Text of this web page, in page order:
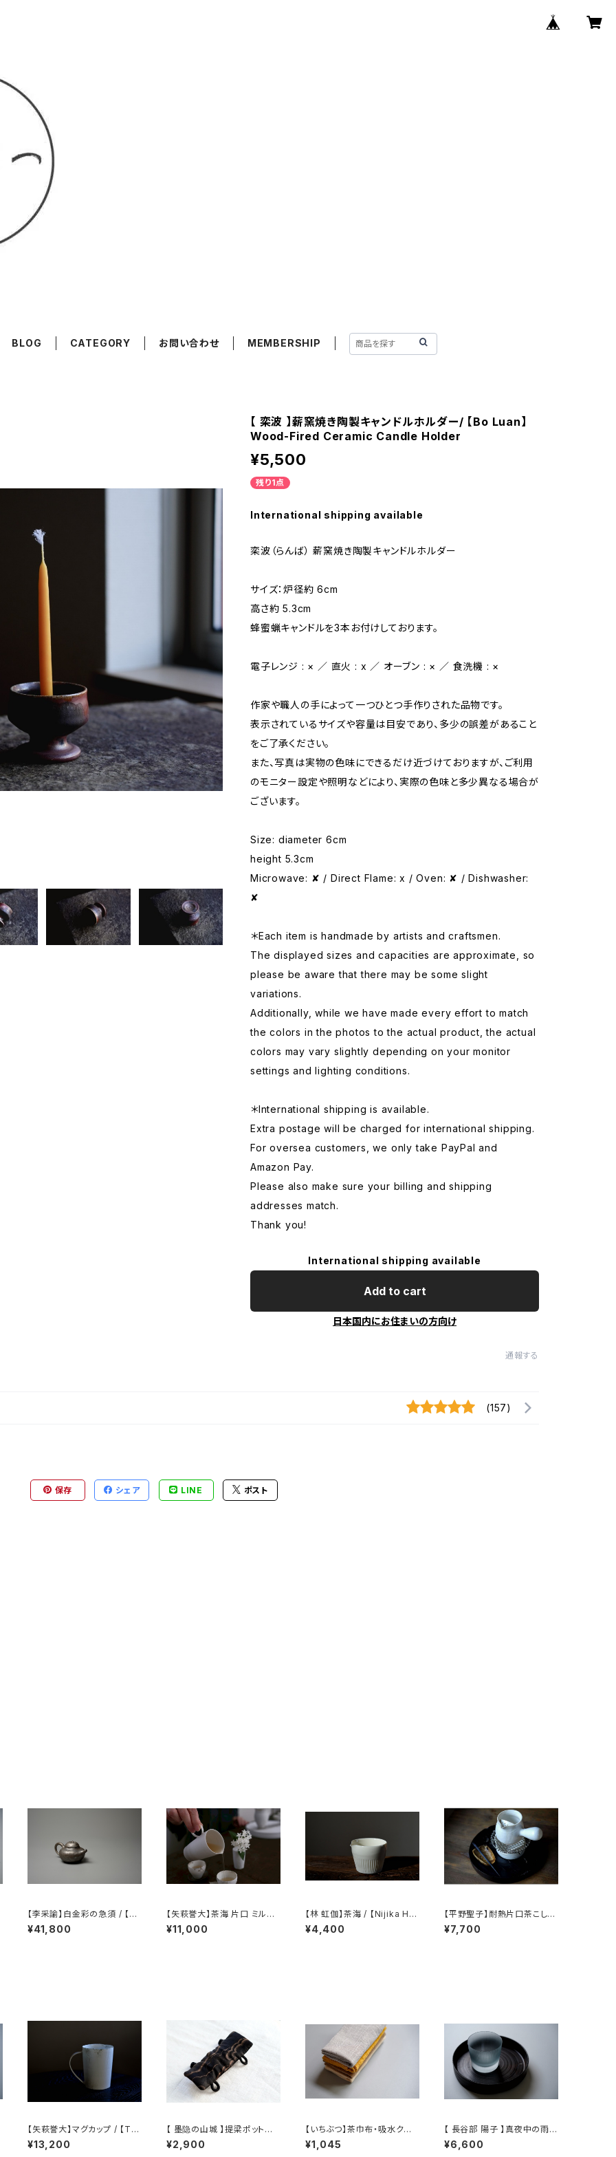
BLOG CATEGORY お問い合わせ MEMBERSHIP
【 栾波 】薪窯焼き陶製キャンドルホルダー/ 【Bo Luan】
Wood-Fired Ceramic Candle Holder
¥5,500
残り1点
International shipping available
栾波（らんば） 薪窯焼き陶製キャンドルホルダー
サイズ：炉径約 6cm
高さ約 5.3cm
蜂蜜蝋キャンドルを3本お付けしております。
電子レンジ : × ／ 直火 : x ／ オーブン : × ／ 食洗機 : ×
作家や職人の手によって一つひとつ手作りされた品物です。
表示されているサイズや容量は目安であり、多少の誤差があること
をご了承ください。
また、写真は実物の色味にできるだけ近づけておりますが、ご利用
のモニター設定や照明などにより、実際の色味と多少異なる場合が
ございます。
Size: diameter 6cm
height 5.3cm
Microwave: ✘ / Direct Flame: x / Oven: ✘ / Dishwasher:
✘
＊Each item is handmade by artists and craftsmen.
The displayed sizes and capacities are approximate, so
please be aware that there may be some slight
variations.
Additionally, while we have made every effort to match
the colors in the photos to the actual product, the actual
colors may vary slightly depending on your monitor
settings and lighting conditions.
＊International shipping is available.
Extra postage will be charged for international shipping.
For oversea customers, we only take PayPal and
Amazon Pay.
Please also make sure your billing and shipping
addresses match.
Thank you!
International shipping available
Add to cart
日本国内にお住まいの方向け
通報する
(157)
保存 シェア LINE ポスト
【李采諭】白金彩の急須 / 【Li
Caiyu】Platinum Decorati
on teapot
¥41,800
【矢萩誉大】茶海 片口 ミルク
ピッチャー / 【Takahiro Yah
agi】Fair cup Katakuchi M
¥11,000
【林 虹伽】茶海 / 【Nijika Ha
yashi 】tea pitcher
¥4,400
【平野聖子】耐熱片口茶こしポ
ット / 【Masako Hirano】He
at-resistant spout tea str
¥7,700
【矢萩誉大】マグカップ / 【Tak
ahiro Yahagi】Mug
¥13,200
【 墨隐の山城 】提梁ポット用
のホットマット
¥2,900
【いちぶつ】茶巾布・吸水クロ
ス｜速乾・カビが生えにくい
¥1,045
【 長谷部 陽子 】真夜中の雨
ロックグラス / 【 Yoko Hase
be 】Whisky Tumbler
¥6,600